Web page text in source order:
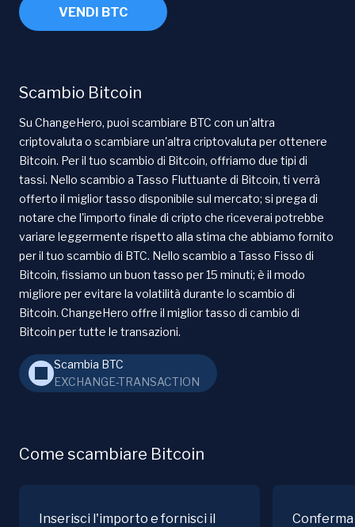
VENDI BTC
Scambio Bitcoin
Su ChangeHero, puoi scambiare BTC con un'altra
criptovaluta o scambiare un'altra criptovaluta per ottenere
Bitcoin. Per il tuo scambio di Bitcoin, offriamo due tipi di
tassi. Nello scambio a Tasso Fluttuante di Bitcoin, ti verrà
offerto il miglior tasso disponibile sul mercato; si prega di
notare che l'importo finale di cripto che riceverai potrebbe
variare leggermente rispetto alla stima che abbiamo fornito
per il tuo scambio di BTC. Nello scambio a Tasso Fisso di
Bitcoin, fissiamo un buon tasso per 15 minuti; è il modo
migliore per evitare la volatilità durante lo scambio di
Bitcoin. ChangeHero offre il miglior tasso di cambio di
Bitcoin per tutte le transazioni.
Scambia BTC
EXCHANGE-TRANSACTION
Come scambiare Bitcoin
Inserisci l'importo e fornisci il